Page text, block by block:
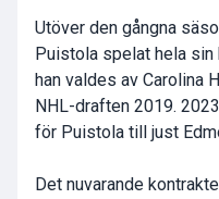
Utöver den gångna
Puistola spelat hela
han valdes av Carolina
NHL-draften 2019.
för Puistola till just
Det nuvarande